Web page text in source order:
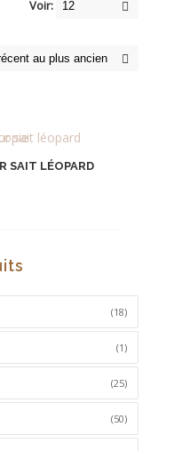
Voir:
SAIT LÉOPARD
(18)
(1)
(25)
(50)